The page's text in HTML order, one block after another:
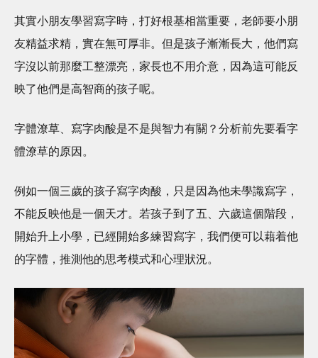
其實小朋友學習寫字時，打好根基相當重要，老師要小朋
友精益求精，實在無可厚非。但是孩子漸漸長大，他們寫
字沒以前那麼工整漂亮，家長也不用介意，因為這可能反
映了他們是高智商的孩子呢。
字體潦草、寫字肉酸是不是與智力有關？分析前先要看字
體潦草的原因。
例如一個三歲的孩子寫字肉酸，只是因為他未學識寫字，
不能反映他是一個天才。若孩子到了五、六歲這個階段，
開始升上小學，已經開始多練習寫字，我們便可以藉着他
的字體，推測他的思考模式和心理狀況。